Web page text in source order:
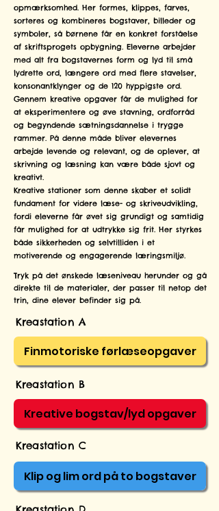
opmærksomhed. Her formes, klippes, farves,
sorteres og kombineres bogstaver, billeder og
symboler, så børnene får en konkret forståelse
af skriftsprogets opbygning. Eleverne arbejder
med alt fra bogstavernes form og lyd til små
lydrette ord, længere ord med flere stavelser,
konsonantklynger og de 120 hyppigste ord.
Gennem kreative opgaver får de mulighed for
at eksperimentere og øve stavning, ordforråd
og begyndende sætningsdannelse i trygge
rammer. På denne måde bliver elevernes
arbejde levende og relevant, og de oplever, at
skrivning og læsning kan være både sjovt og
kreativt.
Kreative stationer som denne skaber et solidt
fundament for videre læse- og skriveudvikling,
fordi eleverne får øvet sig grundigt og samtidig
får mulighed for at udtrykke sig frit. Her styrkes
både sikkerheden og selvtilliden i et
motiverende og engagerende læringsmiljø.
Tryk på det ønskede læseniveau herunder og gå
direkte til de materialer, der passer til netop det
trin, dine elever befinder sig på.
Kreastation A
Finmotoriske førlæseopgaver
Kreastation B
Kreative bogstav/lyd opgaver
Kreastation C
Klip og lim ord på to bogstaver